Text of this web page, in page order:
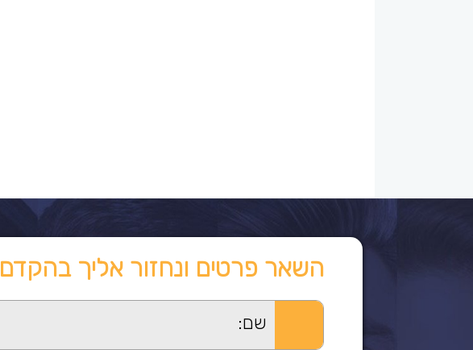
השאר פרטים ונחזור אליך בהקדם